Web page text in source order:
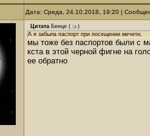
Дата: Среда, 24.10.2018, 19:20 |
Цитата Бенце (
)
А я забыла паспорт при посещении мечети,
мы тоже без паспортов были с
кста в этой черной фигне на
ее обратно